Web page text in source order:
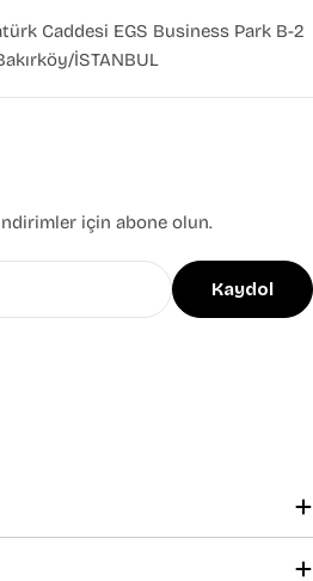
Caddesi EGS Business Park B-2
İSTANBUL
için abone olun.
Kaydol